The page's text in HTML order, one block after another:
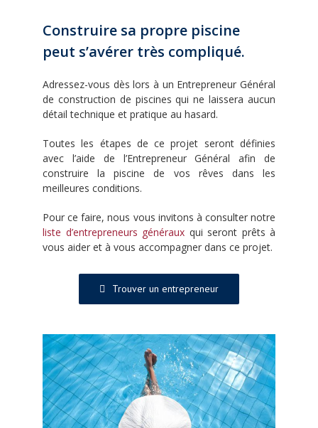
Construire sa propre piscine
peut s’avérer très compliqué.
Adressez-vous dès lors à un Entrepreneur Général
de construction de piscines qui ne laissera aucun
détail technique et pratique au hasard.
Toutes les étapes de ce projet seront définies
avec l’aide de l’Entrepreneur Général afin de
construire la piscine de vos rêves dans les
meilleures conditions.
Pour ce faire, nous vous invitons à consulter notre
liste d’entrepreneurs généraux qui seront prêts à
vous aider et à vous accompagner dans ce projet.
Trouver un entrepreneur